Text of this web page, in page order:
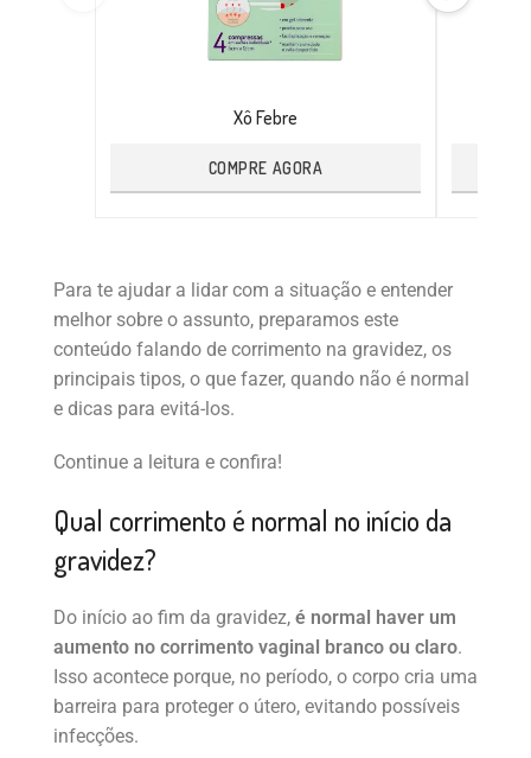
Xô Febre
COMPRE AGORA
Para te ajudar a lidar com a situação e entender
melhor sobre o assunto, preparamos este
conteúdo falando de corrimento na gravidez, os
principais tipos, o que fazer, quando não é normal
e dicas para evitá-los.
Continue a leitura e confira!
Qual corrimento é normal no início da
gravidez?
Do início ao fim da gravidez, é normal haver um
aumento no corrimento vaginal branco ou claro.
Isso acontece porque, no período, o corpo cria uma
barreira para proteger o útero, evitando possíveis
infecções.